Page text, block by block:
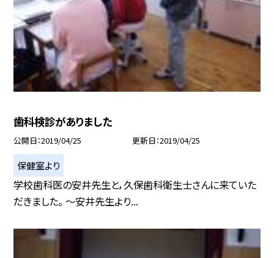
歯科検診がありました
公開日 2019/04/25 更新日 2019/04/25
保健室より
学校歯科医の安井先生と，久保歯科衛生士さんに来ていた
だきました。 〜安井先生より...